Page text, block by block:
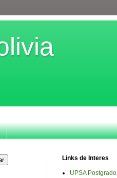
Links de Interes
UPSA Postgrado